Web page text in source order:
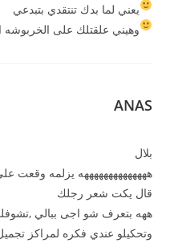
يعني لما بدك تنتقدي بتبدعي
وهيني علقتلك على الخربوشه
ANAS
بلال
ههههههههههههههه يزلمه
قال يكت شعر رجلك
ههه بتعرف شو اجى ببالي
وتحكيلو عندي فكره لمراكز